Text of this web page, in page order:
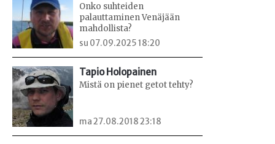
Onko suhteiden
palauttaminen Venäjään
mahdollista?
su 07.09.2025 18:20
Tapio Holopainen
Mistä on pienet getot tehty?
ma 27.08.2018 23:18